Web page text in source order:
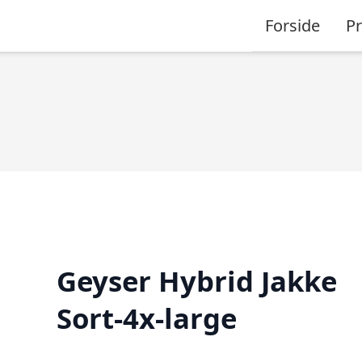
Forside
Geyser Hybrid Jakke
Sort-4x-large